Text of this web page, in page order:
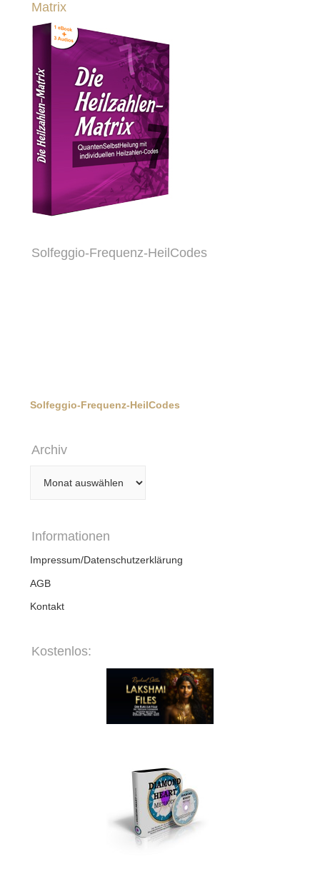
Matrix
Solfeggio-Frequenz-HeilCodes
Solfeggio-Frequenz-HeilCodes
Archiv
Informationen
Impressum/Datenschutzerklärung
AGB
Kontakt
Kostenlos: